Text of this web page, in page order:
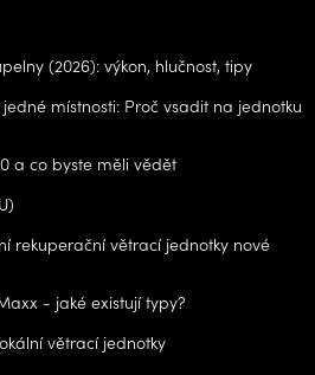
(2026): výkon, hlučnost, tipy
místnosti: Proč vsadit na jednotku
a co byste měli vědět
rekuperační větrací jednotky nové
- jaké existují typy?
větrací jednotky